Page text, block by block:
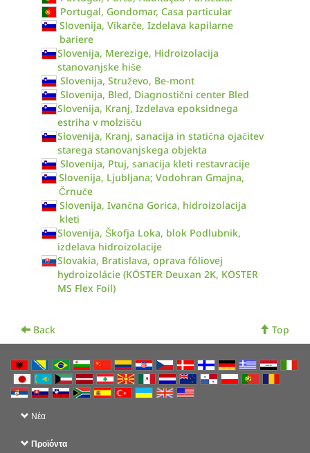
Portugal, Gondomar, Casa particular
Slovenija, Vikarče, Izdelava kapilarne
bariere
Slovenija, Merezige, Hidroizolacija
stanovanjske hiše
Slovenija, Struževo, Be-mont
Slovenija, Bled, Diagnostični center Bled
Slovenija, Kranj, Izdelava epoksidnega
estriha v molzišču
Slovenija, Kranj, sanacija in statična ojačitev
starega stanovanjskega objekta
Slovenija, Ptuj, sanacija kleti restavracije
Slovenija, Ljubljana; Vodohran Gmajna,
Črnuče
Slovenija, Ivančna Gorica, hidroizolacija
kleti
Slovenija, Škofja Loka, blok Podlubnik,
izdelava hidroizolacije
Slovakia, Bratislava, oprava fóliovej
hydroizolácie (KÖSTER Deuxan 2K, KÖSTER
MS Flex Foil)
Back Top
Νέα
Προϊόντα